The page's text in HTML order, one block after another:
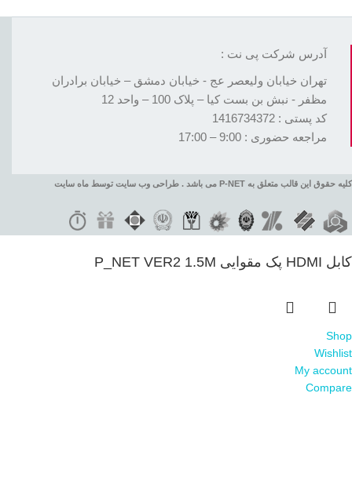
آدرس شرکت پی نت :
تهران خیابان ولیعصر عج - خیابان دمشق – خیابان برادران
مظفر - نبش بن بست کیا – پلاک 100 – واحد 12
کد پستی : 1416734372
مراجعه حضوری : 9:00 – 17:00
کلیه حقوق این قالب متعلق به P-NET می باشد . طراحی وب سایت توسط ماه سایت
کابل HDMI پک مقوایی P_NET VER2 1.5M
Shop
Wishlist
My account
Compare